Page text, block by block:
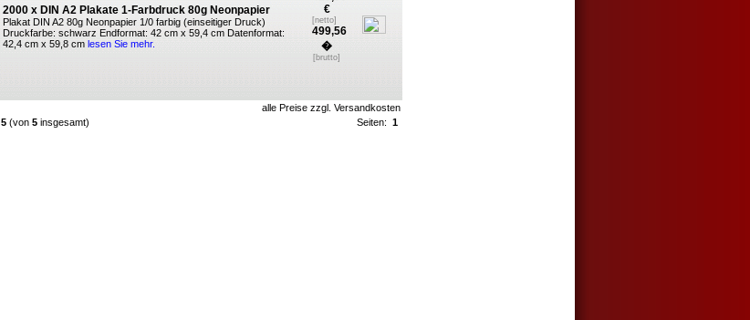
2000 x DIN A2 Plakate 1-Farbdruck 80g Neonpapier
Plakat DIN A2 80g Neonpapier 1/0 farbig (einseitiger Druck)
Druckfarbe: schwarz Endformat: 42 cm x 59,4 cm Datenformat:
42,4 cm x 59,8 cm lesen Sie mehr.
€
[netto]
499,56
�
[brutto]
alle Preise zzgl. Versandkosten
5 (von 5 insgesamt) Seiten: 1